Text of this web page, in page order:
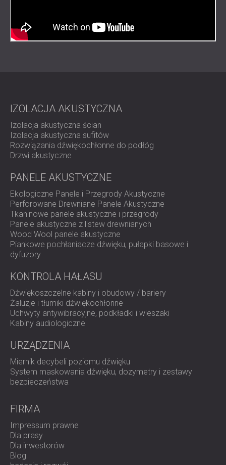
IZOLACJA AKUSTYCZNA
Izolacja akustyczna ścian
Izolacja akustyczna sufitów
Rozwiązania dźwiękochłonne do podłóg
Drzwi akustyczne
PANELE AKUSTYCZNE
Ekologiczne Panele i Przegrody Akustyczne
Perforowane Drewniane Panele Akustyczne
Tkaninowe panele akustyczne i przegrody
Panele akustyczne z listew drewnianych
Wood Wool panele akustyczne
Piankowe pochłaniacze dźwięku, pułapki basowe i
dyfuzory
KONTROLA HAŁASU
Dźwiękoszczelne kabiny i obudowy / bariery
Żaluzje i tłumiki dźwiękochłonne
Uchwyty antywibracyjne, podkładki i wieszaki
Kabiny audiologiczne
URZĄDZENIA
Miernik decybeli poziomu dźwięku
System maskowania dźwięku, dozymetry i zestawy
bezpieczeństwa
FIRMA
Impressum prawne
Dla prasy
Dla inwestorów
Blog